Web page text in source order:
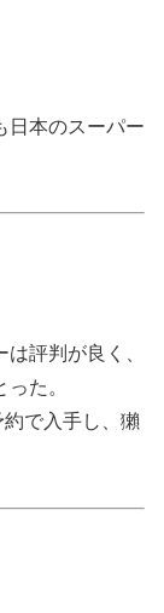
日本のスーパー
評判が良く、
た。
で入手し、獺